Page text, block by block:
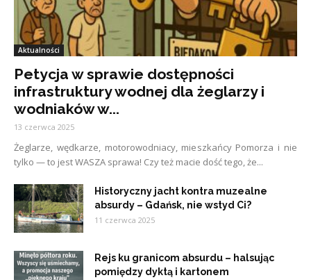
Aktualności
Petycja w sprawie dostępności
infrastruktury wodnej dla żeglarzy i
wodniaków w...
13 czerwca 2025
Żeglarze, wędkarze, motorowodniacy, mieszkańcy Pomorza i nie
tylko — to jest WASZA sprawa! Czy też macie dość tego, że...
Historyczny jacht kontra muzealne
absurdy – Gdańsk, nie wstyd Ci?
11 czerwca 2025
Rejs ku granicom absurdu – halsując
pomiędzy dyktą i kartonem